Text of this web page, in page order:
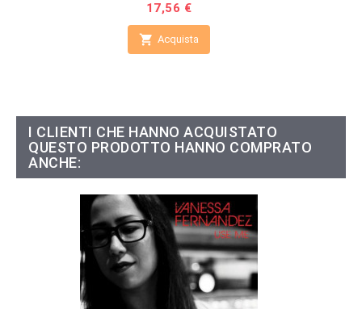
Prezzo
17,56 €
 Acquista
I CLIENTI CHE HANNO ACQUISTATO
QUESTO PRODOTTO HANNO COMPRATO
ANCHE: